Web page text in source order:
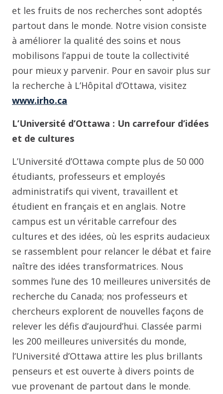
et les fruits de nos recherches sont adoptés
partout dans le monde. Notre vision consiste
à améliorer la qualité des soins et nous
mobilisons l’appui de toute la collectivité
pour mieux y parvenir. Pour en savoir plus sur
la recherche à L’Hôpital d’Ottawa, visitez
www.irho.ca
L’Université d’Ottawa : Un carrefour d’idées
et de cultures
L’Université d’Ottawa compte plus de 50 000
étudiants, professeurs et employés
administratifs qui vivent, travaillent et
étudient en français et en anglais. Notre
campus est un véritable carrefour des
cultures et des idées, où les esprits audacieux
se rassemblent pour relancer le débat et faire
naître des idées transformatrices. Nous
sommes l’une des 10 meilleures universités de
recherche du Canada; nos professeurs et
chercheurs explorent de nouvelles façons de
relever les défis d’aujourd’hui. Classée parmi
les 200 meilleures universités du monde,
l’Université d’Ottawa attire les plus brillants
penseurs et est ouverte à divers points de
vue provenant de partout dans le monde.